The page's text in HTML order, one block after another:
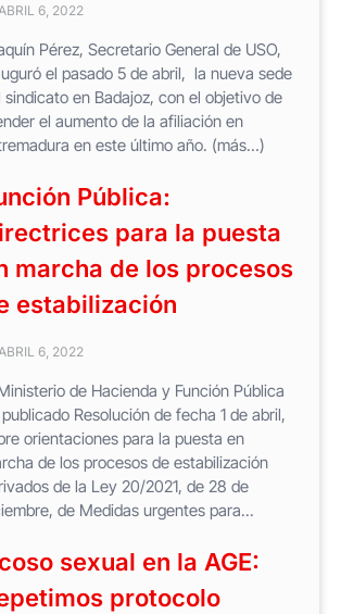
ABRIL 6, 2022
Pérez, Secretario General de USO,
el pasado 5 de abril, la nueva sede
sindicato en Badajoz, con el objetivo de
el aumento de la afiliación en
en este último año. (más…)
Pública:
para la puesta
marcha de los procesos
estabilización
ABRIL 6, 2022
de Hacienda y Función Pública
Resolución de fecha 1 de abril,
orientaciones para la puesta en
de los procesos de estabilización
de la Ley 20/2021, de 28 de
de Medidas urgentes para...
sexual en la AGE:
protocolo